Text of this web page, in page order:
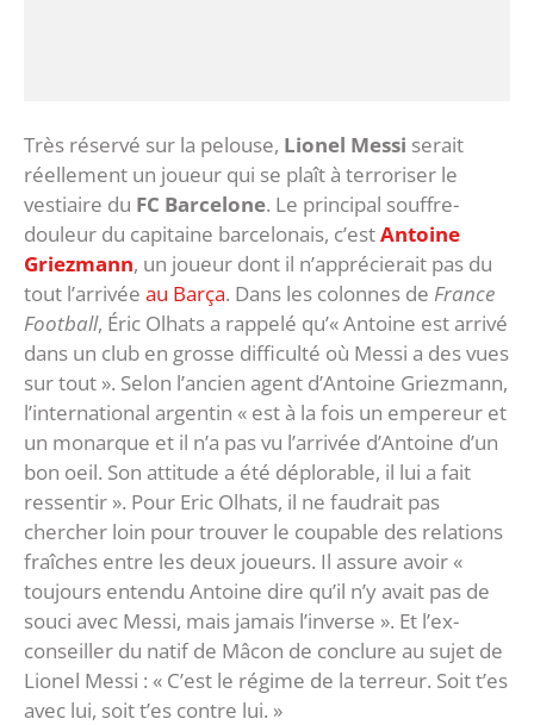
Très réservé sur la pelouse, Lionel Messi serait
réellement un joueur qui se plaît à terroriser le
vestiaire du FC Barcelone. Le principal souffre-
douleur du capitaine barcelonais, c’estAntoine
Griezmann, un joueur dont il n’apprécierait pas du
tout l’arrivée au Barça. Dans les colonnes de France
Football, Éric Olhats a rappelé qu’« Antoine est arrivé
dans un club en grosse difficulté où Messi a des vues
sur tout ». Selon l’ancien agent d’Antoine Griezmann,
l’international argentin « est à la fois un empereur et
un monarque et il n’a pas vu l’arrivée d’Antoine d’un
bon oeil. Son attitude a été déplorable, il lui a fait
ressentir ». Pour Eric Olhats, il ne faudrait pas
chercher loin pour trouver le coupable des relations
fraîches entre les deux joueurs. Il assure avoir «
toujours entendu Antoine dire qu’il n’y avait pas de
souci avec Messi, mais jamais l’inverse ». Et l’ex-
conseiller du natif de Mâcon de conclure au sujet de
Lionel Messi : « C’est le régime de la terreur. Soit t’es
avec lui, soit t’es contre lui. »